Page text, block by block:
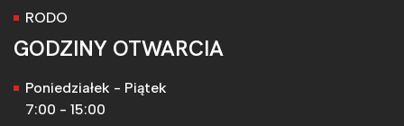
RODO
GODZINY OTWARCIA
Poniedziałek - Piątek
7:00 - 15:00